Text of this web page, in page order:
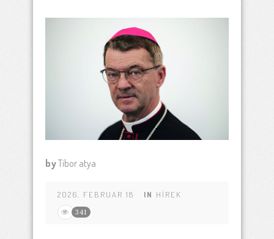
byTibor atya
2026. FEBRUAR 18 IN HÍREK
341